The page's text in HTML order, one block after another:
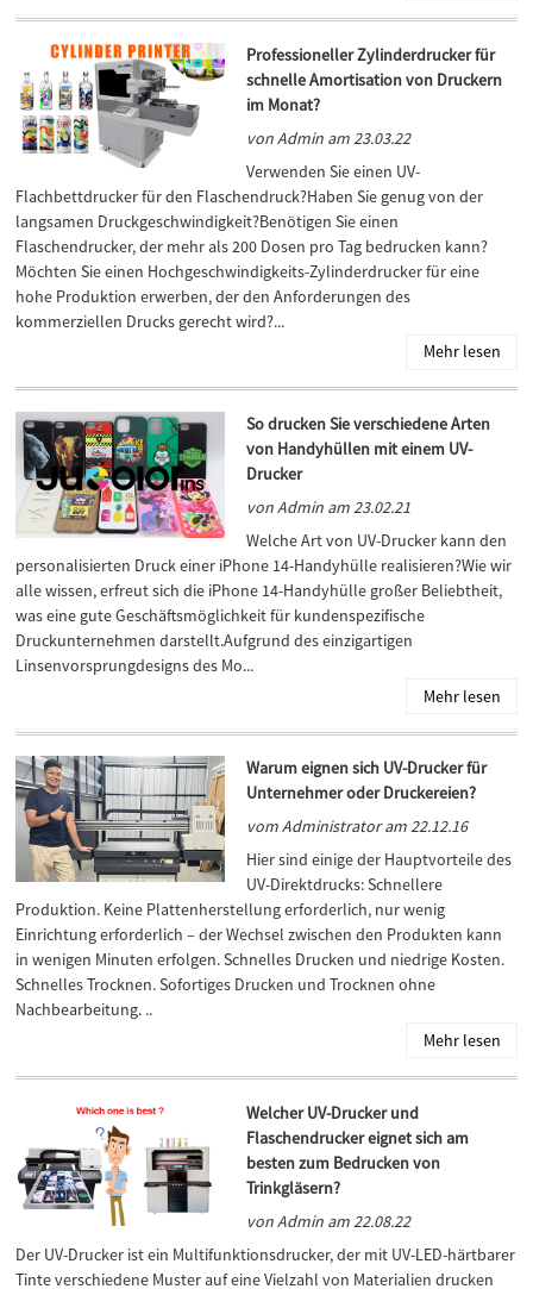
Professioneller Zylinderdrucker für
schnelle Amortisation von Druckern
im Monat?
von Admin am 23.03.22
Verwenden Sie einen UV-
Flachbettdrucker für den Flaschendruck?Haben Sie genug von der
langsamen Druckgeschwindigkeit?Benötigen Sie einen
Flaschendrucker, der mehr als 200 Dosen pro Tag bedrucken kann?
Möchten Sie einen Hochgeschwindigkeits-Zylinderdrucker für eine
hohe Produktion erwerben, der den Anforderungen des
kommerziellen Drucks gerecht wird?...
Mehr lesen
So drucken Sie verschiedene Arten
von Handyhüllen mit einem UV-
Drucker
von Admin am 23.02.21
Welche Art von UV-Drucker kann den
personalisierten Druck einer iPhone 14-Handyhülle realisieren?Wie wir
alle wissen, erfreut sich die iPhone 14-Handyhülle großer Beliebtheit,
was eine gute Geschäftsmöglichkeit für kundenspezifische
Druckunternehmen darstellt.Aufgrund des einzigartigen
Linsenvorsprungdesigns des Mo...
Mehr lesen
Warum eignen sich UV-Drucker für
Unternehmer oder Druckereien?
vom Administrator am 22.12.16
Hier sind einige der Hauptvorteile des
UV-Direktdrucks: Schnellere
Produktion. Keine Plattenherstellung erforderlich, nur wenig
Einrichtung erforderlich – der Wechsel zwischen den Produkten kann
in wenigen Minuten erfolgen. Schnelles Drucken und niedrige Kosten.
Schnelles Trocknen. Sofortiges Drucken und Trocknen ohne
Nachbearbeitung. ..
Mehr lesen
Welcher UV-Drucker und
Flaschendrucker eignet sich am
besten zum Bedrucken von
Trinkgläsern?
von Admin am 22.08.22
Der UV-Drucker ist ein Multifunktionsdrucker, der mit UV-LED-härtbarer
Tinte verschiedene Muster auf eine Vielzahl von Materialien drucken